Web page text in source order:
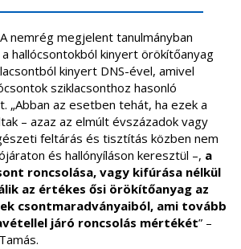
nemrég megjelent tanulmányban
hallócsontokból kinyert örökítőanyag
kinyert DNS-ével, amivel
sziklacsonthoz hasonló
„Abban az esetben tehát, ha ezek a
– azaz az elmúlt évszázadok vagy
feltárás és tisztítás közben nem
és hallónyíláson keresztül –, a
roncsolása, vagy kifúrása nélkül
az értékes ősi örökítőanyag az
csontmaradványaiból, ami tovább
járó roncsolás mértékét” –